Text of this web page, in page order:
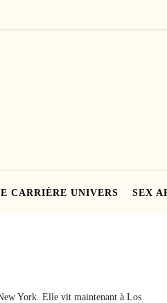
CARRIÈRE UNIVERS SEX
York. Elle vit maintenant à Los